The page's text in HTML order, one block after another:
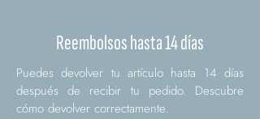
Reembolsos hasta 14 días
Puedes devolver tu artículo hasta 14 días
después de recibir tu pedido. Descubre
cómo devolver correctamente.